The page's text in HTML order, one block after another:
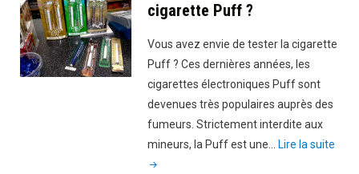
cigarette Puff ?
Vous avez envie de tester la cigarette
Puff ? Ces dernières années, les
cigarettes électroniques Puff sont
devenues très populaires auprès des
fumeurs. Strictement interdite aux
mineurs, la Puff est une…
Lire la suite